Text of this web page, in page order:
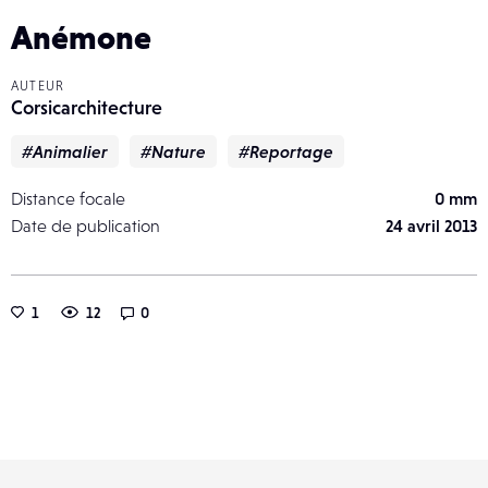
Anémone
AUTEUR
Corsicarchitecture
#Animalier #Nature #Reportage
Distance focale
0 mm
Date de publication
24 avril 2013
1 12 0